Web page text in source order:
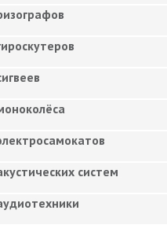
систем